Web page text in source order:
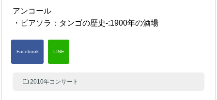
アンコール
・ピアソラ：タンゴの歴史-:1900年の酒場
2010年コンサート